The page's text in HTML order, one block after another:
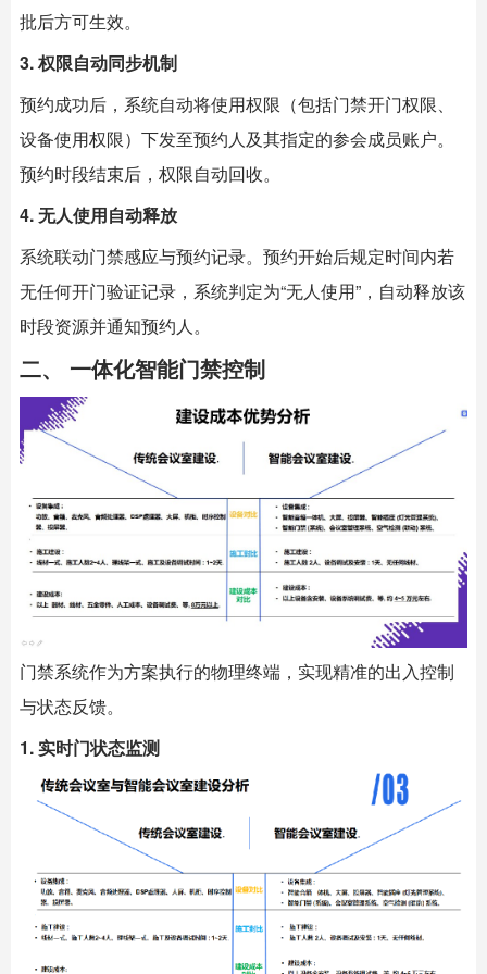
批后方可生效。
3. 权限自动同步机制
预约成功后，系统自动将使用权限（包括门禁开门权限、
设备使用权限）下发至预约人及其指定的参会成员账户。
预约时段结束后，权限自动回收。
4. 无人使用自动释放
系统联动门禁感应与预约记录。预约开始后规定时间内若
无任何开门验证记录，系统判定为“无人使用”，自动释放该
时段资源并通知预约人。
二、 一体化智能门禁控制
门禁系统作为方案执行的物理终端，实现精准的出入控制
与状态反馈。
1. 实时门状态监测